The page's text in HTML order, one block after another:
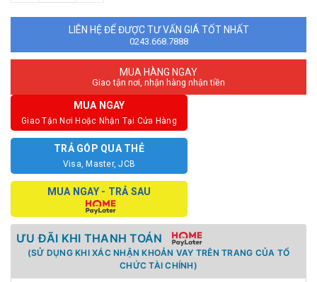
LIÊN HỆ ĐỂ ĐƯỢC TƯ VẤN GIÁ TỐT NHẤT
0243.668.7888
MUA HÀNG NGAY
Giao tận nơi, nhận hàng nhận tiền
MUA NGAY
Giao Tận Nơi Hoặc Nhận Tại Cửa Hàng
TRẢ GÓP QUA THẺ
Visa, Master, JCB
MUA NGAY - TRẢ SAU
ƯU ĐÃI KHI THANH TOÁN
(SỬ DỤNG KHI XÁC NHẬN KHOẢN VAY TRÊN TRANG CỦA TỔ
CHỨC TÀI CHÍNH)